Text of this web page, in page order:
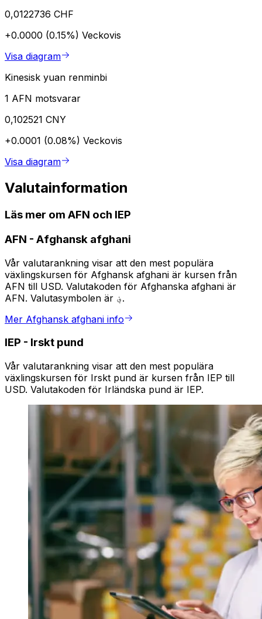
0,0122736 CHF
+0.0000 (0.15%) Veckovis
Visa diagram
Kinesisk yuan renminbi
1 AFN motsvarar
0,102521 CNY
+0.0001 (0.08%) Veckovis
Visa diagram
Valutainformation
Läs mer om AFN och IEP
AFN - Afghansk afghani
Vår valutarankning visar att den mest populära
växlingskursen för Afghansk afghani är kursen från
AFN till USD. Valutakoden för Afghanska afghani är
AFN. Valutasymbolen är ؋.
Mer Afghansk afghani info
IEP - Irskt pund
Vår valutarankning visar att den mest populära
växlingskursen för Irskt pund är kursen från IEP till
USD. Valutakoden för Irländska pund är IEP.